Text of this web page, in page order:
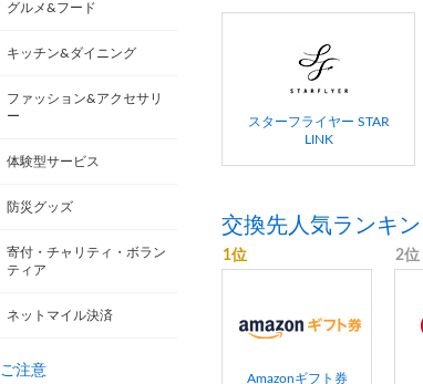
グルメ&フード
キッチン&ダイニング
ファッション&アクセサリ
ー
体験型サービス
防災グッズ
寄付・チャリティ・ボラン
ティア
ネットマイル決済
ご注意
スターフライヤー STAR
LINK
交換先人気ランキ
1位
Amazonギフト券
2位